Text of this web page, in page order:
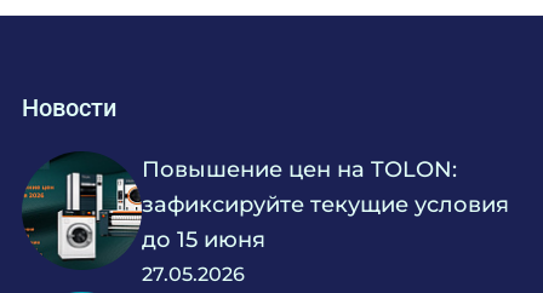
Новости
Повышение цен на TOLON:
зафиксируйте текущие условия
до 15 июня
27.05.2026